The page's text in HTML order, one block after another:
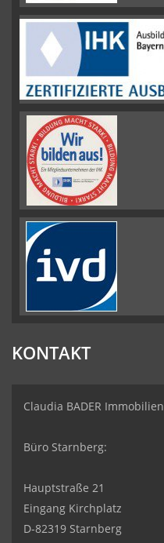
KONTAKT
Claudia BADER Immobilien
Büro Starnberg:
Hauptstraße 21
Eingang Kirchplatz
D-82319 Starnberg